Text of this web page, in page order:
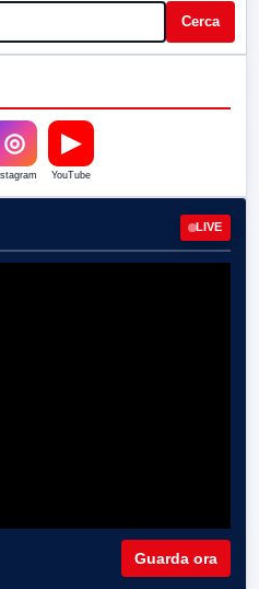
Cerca
◎ ▶
YouTube
LIVE
Guarda ora